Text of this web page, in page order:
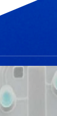
野別
的研究費の運
行動規範
ティマネジメ